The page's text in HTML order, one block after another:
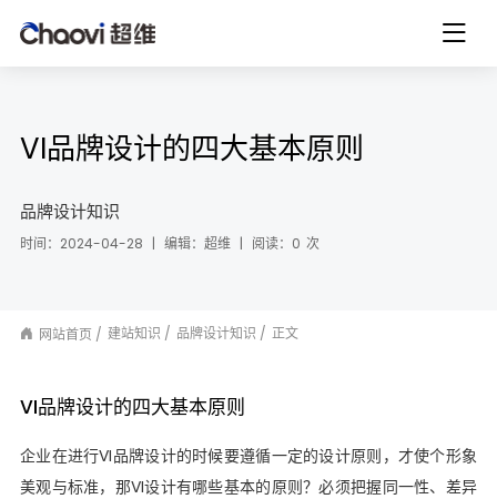
VI品牌设计的四大基本原则
品牌设计知识
时间：2024-04-28 | 编辑：超维 | 阅读： 0 次
网站首页 建站知识 品牌设计知识 正文
VI品牌设计的四大基本原则
企业在进行VI品牌设计的时候要遵循一定的设计原则，才使个形象
美观与标准，那VI设计有哪些基本的原则？必须把握同一性、差异